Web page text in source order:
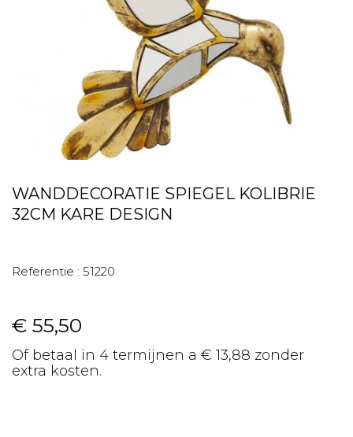
WANDDECORATIE SPIEGEL KOLIBRIE
32CM KARE DESIGN
Referentie : 51220
€ 55,50
Of betaal in 4 termijnen a € 13,88 zonder
extra kosten.